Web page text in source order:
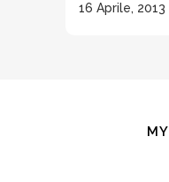
16 Aprile, 2013